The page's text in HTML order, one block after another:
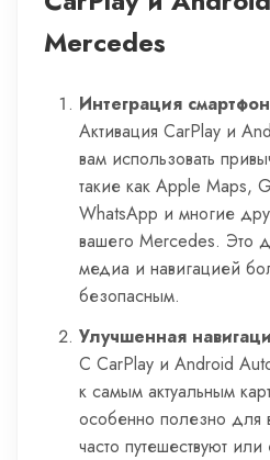
Mercedes
Интеграция
Активация CarPlay и
вам использовать
такие как Apple Maps,
WhatsApp и многие
вашего Mercedes. Это
медиа и навигацией
безопасным.
Улучшенная
С CarPlay и Android
к самым актуальным
особенно полезно для
часто путешествуют